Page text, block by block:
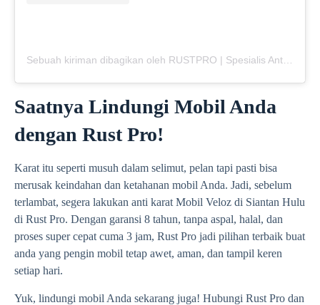
Saatnya Lindungi Mobil Anda
dengan Rust Pro!
Karat itu seperti musuh dalam selimut, pelan tapi pasti bisa
merusak keindahan dan ketahanan mobil Anda. Jadi, sebelum
terlambat, segera lakukan anti karat Mobil Veloz di Siantan Hulu
di Rust Pro. Dengan garansi 8 tahun, tanpa aspal, halal, dan
proses super cepat cuma 3 jam, Rust Pro jadi pilihan terbaik buat
anda yang pengin mobil tetap awet, aman, dan tampil keren
setiap hari.
Yuk, lindungi mobil Anda sekarang juga! Hubungi Rust Pro dan